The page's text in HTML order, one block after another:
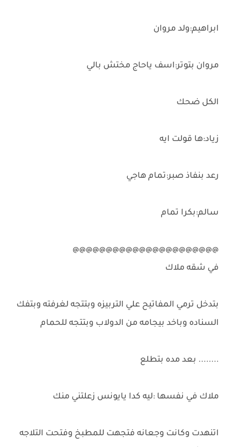
ابراهيم:ولد مروان
مروان بتوتر:اسف ياحاج مختش بالي
الكل ضحك
زياد:ها قولت ايه
رعد بنفاذ صبر:تمام هاجي
سالم:بكرا تمام
@@@@@@@@@@@@@@@@@@@@@@
في شقه ملاك
بتدخل ترمي المفاتيح علي التربيزه وبتتجه لغرفته وبتفك
السناده وباخد بيجامه من الدولاب وبتتجه للحمام
........ بعد مده بتطلع
ملاك في نفسها :ليه كدا يايونس زعلتني منك
اتنهدت وكانت وجعانه فتجهت للمطبخ وفتحت التلاجه